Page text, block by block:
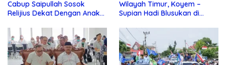
Cabup Saipullah Sosok
Relijius Dekat Dengan Anak
Wilayah Timur, Koyem –
Supian Hadi Blusukan di